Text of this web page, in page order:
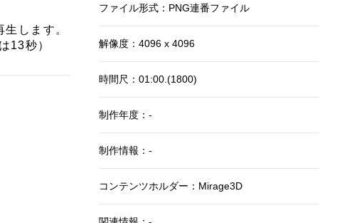
します。
13秒）
ファイル形式：PNG連番ファイル
解像度：4096 x 4096
時間尺：01:00.(1800)
制作年度：-
制作情報：-
コンテンツホルダー：Mirage3D